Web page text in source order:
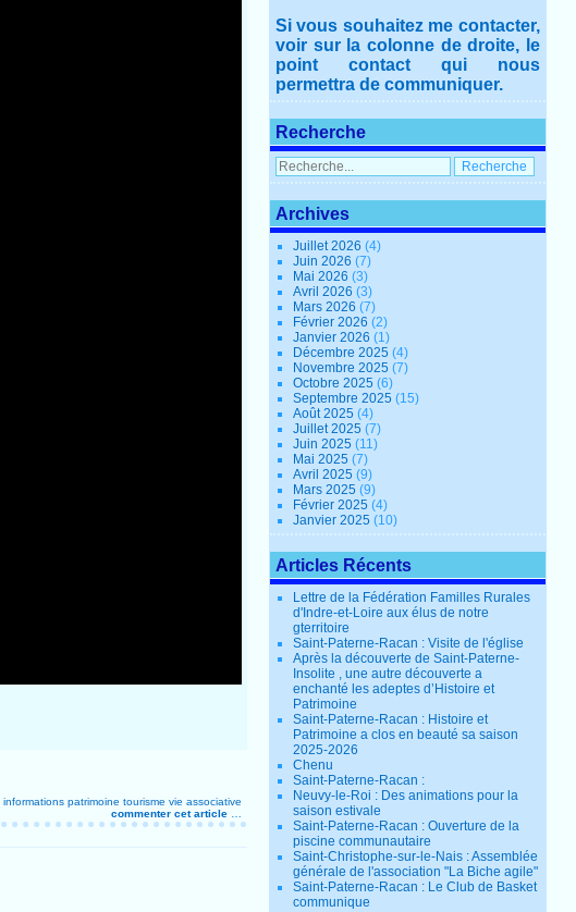
informations patrimoine tourisme vie associative
commenter cet article
Si vous souhaitez me contacter,
voir sur la colonne de droite, le
point contact qui nous
permettra de communiquer.
Recherche
Archives
Juillet 2026(4)
Juin 2026(7)
Mai 2026(3)
Avril 2026(3)
Mars 2026(7)
Février 2026(2)
Janvier 2026(1)
Décembre 2025(4)
Novembre 2025(7)
Octobre 2025(6)
Septembre 2025(15)
Août 2025(4)
Juillet 2025(7)
Juin 2025(11)
Mai 2025(7)
Avril 2025(9)
Mars 2025(9)
Février 2025(4)
Janvier 2025(10)
Articles Récents
Lettre de la Fédération Familles Rurales
d'Indre-et-Loire aux élus de notre
gterritoire
Saint-Paterne-Racan : Visite de l'église
Après la découverte de Saint-Paterne-
Insolite , une autre découverte a
enchanté les adeptes d’Histoire et
Patrimoine
Saint-Paterne-Racan : Histoire et
Patrimoine a clos en beauté sa saison
2025-2026
Chenu
Saint-Paterne-Racan :
Neuvy-le-Roi : Des animations pour la
saison estivale
Saint-Paterne-Racan : Ouverture de la
piscine communautaire
Saint-Christophe-sur-le-Nais : Assemblée
générale de l'association "La Biche agile"
Saint-Paterne-Racan : Le Club de Basket
communique